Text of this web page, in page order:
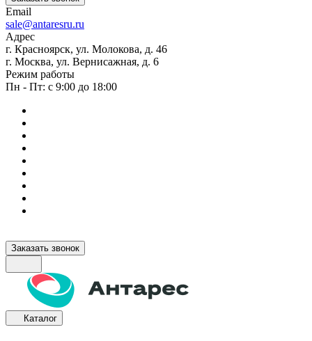
Email
sale@antaresru.ru
Адрес
г. Красноярск, ул. Молокова, д. 46
г. Москва, ул. Вернисажная, д. 6
Режим работы
Пн - Пт: с 9:00 до 18:00
Заказать звонок
Каталог